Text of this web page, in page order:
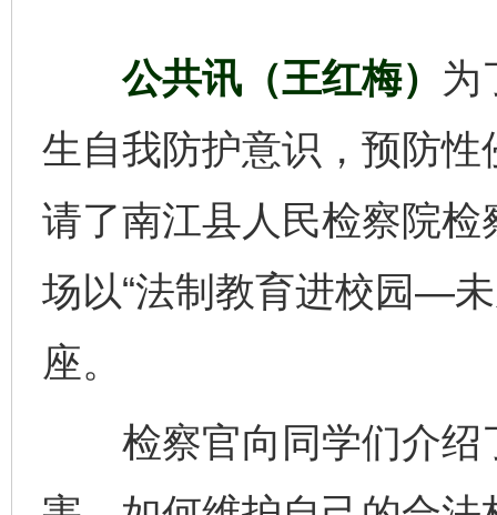
公共讯（王红梅） 为
生自我防护意识，预防
请了南江县人民检察院
场以“法制教育进校园—
座。
检察官向同学们介绍